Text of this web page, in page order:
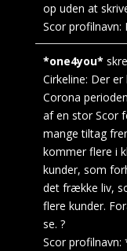
op uden at
Scor profilnavn:
*one4you*
Cirkeline: Der
Corona
af en stor Scor
mange tiltag
kommer flere i
kunder, som
det frække liv,
flere kunder.
se. ?
Scor profilnavn: